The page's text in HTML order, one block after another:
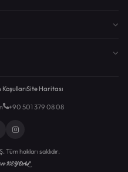
KoşullarıSite Haritası
+90 501 379 08 08
hakları saklıdır.
KEYDAL